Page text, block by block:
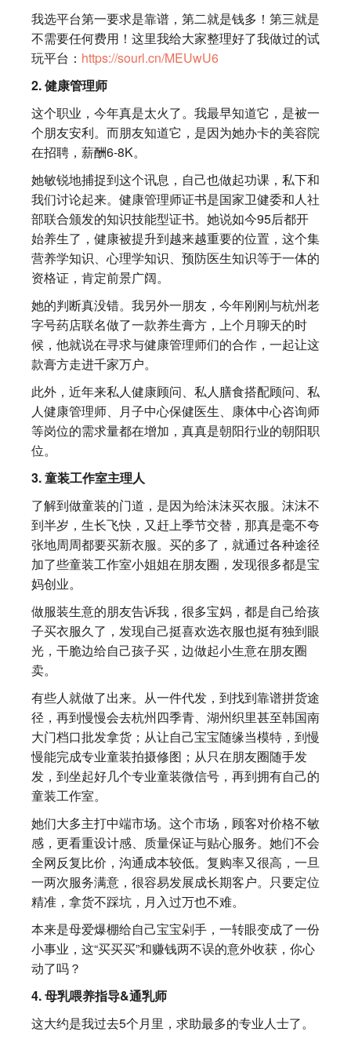
我选平台第一要求是靠谱，第二就是钱多！第三就是
不需要任何费用！这里我给大家整理好了我做过的试
玩平台： https://sourl.cn/MEUwU6
2. 健康管理师
这个职业，今年真是太火了。我最早知道它，是被一
个朋友安利。而朋友知道它，是因为她办卡的美容院
在招聘，薪酬6-8K。
她敏锐地捕捉到这个讯息，自己也做起功课，私下和
我们讨论起来。健康管理师证书是国家卫健委和人社
部联合颁发的知识技能型证书。她说如今95后都开
始养生了，健康被提升到越来越重要的位置，这个集
营养学知识、心理学知识、预防医生知识等于一体的
资格证，肯定前景广阔。
她的判断真没错。我另外一朋友，今年刚刚与杭州老
字号药店联名做了一款养生膏方，上个月聊天的时
候，他就说在寻求与健康管理师们的合作，一起让这
款膏方走进千家万户。
此外，近年来私人健康顾问、私人膳食搭配顾问、私
人健康管理师、月子中心保健医生、康体中心咨询师
等岗位的需求量都在增加，真真是朝阳行业的朝阳职
位。
3. 童装工作室主理人
了解到做童装的门道，是因为给沫沫买衣服。沫沫不
到半岁，生长飞快，又赶上季节交替，那真是毫不夸
张地周周都要买新衣服。买的多了，就通过各种途径
加了些童装工作室小姐姐在朋友圈，发现很多都是宝
妈创业。
做服装生意的朋友告诉我，很多宝妈，都是自己给孩
子买衣服久了，发现自己挺喜欢选衣服也挺有独到眼
光，干脆边给自己孩子买，边做起小生意在朋友圈
卖。
有些人就做了出来。从一件代发，到找到靠谱拼货途
径，再到慢慢会去杭州四季青、湖州织里甚至韩国南
大门档口批发拿货；从让自己宝宝随缘当模特，到慢
慢能完成专业童装拍摄修图；从只在朋友圈随手发
发，到坐起好几个专业童装微信号，再到拥有自己的
童装工作室。
她们大多主打中端市场。这个市场，顾客对价格不敏
感，更看重设计感、质量保证与贴心服务。她们不会
全网反复比价，沟通成本较低。复购率又很高，一旦
一两次服务满意，很容易发展成长期客户。只要定位
精准，拿货不踩坑，月入过万也不难。
本来是母爱爆棚给自己宝宝剁手，一转眼变成了一份
小事业，这“买买买”和赚钱两不误的意外收获，你心
动了吗？
4. 母乳喂养指导&通乳师
这大约是我过去5个月里，求助最多的专业人士了。